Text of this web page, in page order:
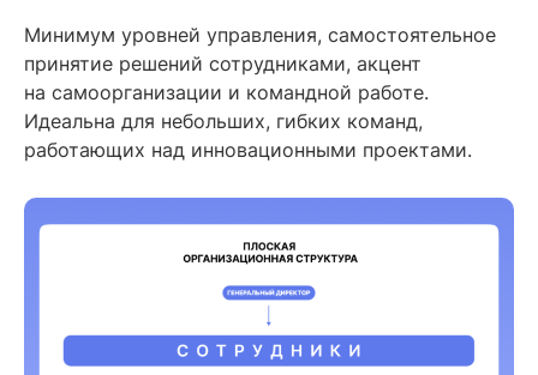
Минимум уровней управления, самостоятельное
принятие решений сотрудниками, акцент
на самоорганизации и командной работе.
Идеальна для небольших, гибких команд,
работающих над инновационными проектами.